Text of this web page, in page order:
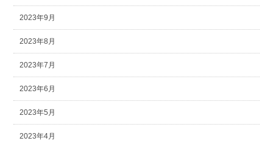
2023年9月
2023年8月
2023年7月
2023年6月
2023年5月
2023年4月